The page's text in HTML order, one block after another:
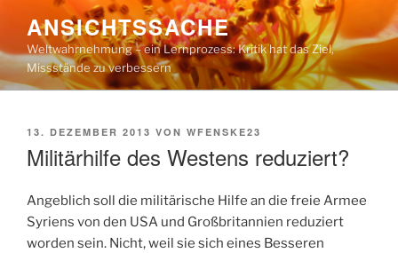
Inhalt
springen
ANSICHTSSACHE
Weltwahrnehmung – ein Lernprozess: Kritik hat das Ziel,
Missstände zu verbessern
VERÖFFENTLICHT
13. DEZEMBER 2013 VON WFENSKE23
Militärhilfe des Westens reduziert?
Angeblich soll die militärische Hilfe an die freie Armee
Syriens von den USA und Großbritannien reduziert
worden sein. Nicht, weil sie sich eines Besseren